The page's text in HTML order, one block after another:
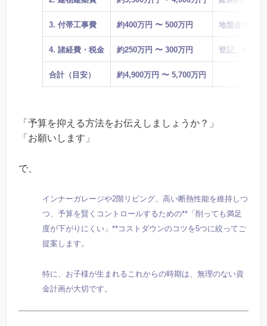
3. 付帯工事費 約400万円 〜 500万円 地盤改良、
4. 諸経費・税金 約250万円 〜 300万円 登記、ロー
合計（目安） 約4,900万円 〜 5,700万円
「予算を抑える方法をお伝えしましょうか？」
「お願いします」
で、
インナーガレージや2階リビング、高い断熱性能を維持しつ
つ、予算を賢くコントロールするための**「削っても満足
度が下がりにくい」**コストダウンのコツを5つに絞ってご
提案します。
特に、お子様が生まれるこれからの時期は、無理のない資
金計画が大切です。